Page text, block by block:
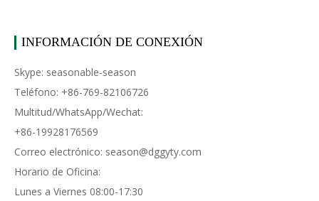
INFORMACIÓN DE CONEXIÓN
Skype: seasonable-season
Teléfono: +86-769-82106726
Multitud/WhatsApp/Wechat:
+86-19928176569
Correo electrónico: season@dggyty.com
Horario de Oficina:
Lunes a Viernes 08:00-17:30